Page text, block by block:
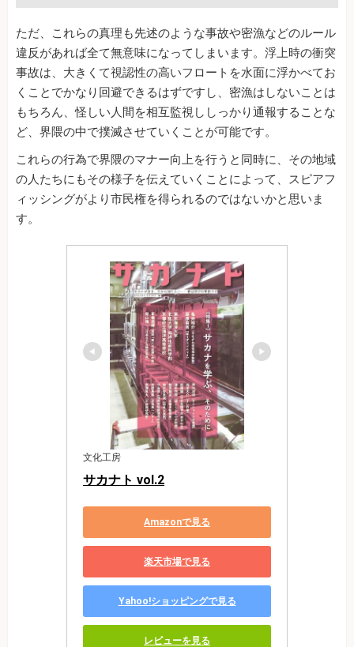
ただ、これらの真理も先述のような事故や密漁などのルール
違反があれば全て無意味になってしまいます。浮上時の衝突
事故は、大きくて視認性の高いフロートを水面に浮かべてお
くことでかなり回避できるはずですし、密漁はしないことは
もちろん、怪しい人間を相互監視ししっかり通報することな
ど、界隈の中で撲滅させていくことが可能です。
これらの行為で界隈のマナー向上を行うと同時に、その地域
の人たちにもその様子を伝えていくことによって、スピアフ
ィッシングがより市民権を得られるのではないかと思いま
す。
文化工房
サカナト vol.2
Amazonで見る
楽天市場で見る
Yahoo!ショッピングで見る
レビューを見る